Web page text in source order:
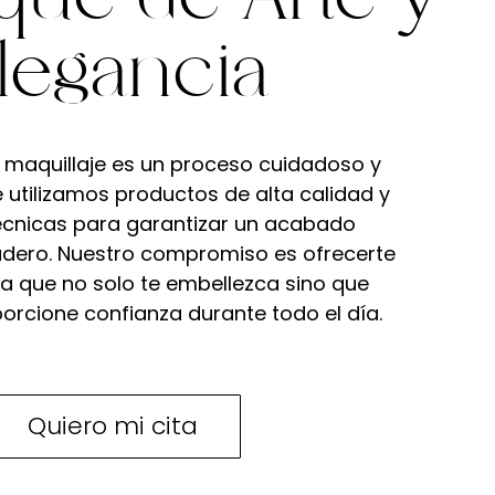
sientas radiante y segura
en el día más importante
de tu vida. Técnicas de
aseguran una apariencia
impecable desde la
ceremonia hasta el baile.
es un proceso cuidadoso y
utilizamos productos de alta calidad y
para garantizar un acabado
Nuestro compromiso es ofrecerte
que no solo te embellezca sino que
confianza durante todo el día.
Quiero mi cita